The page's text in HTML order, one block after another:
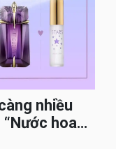
nhiều
hoa